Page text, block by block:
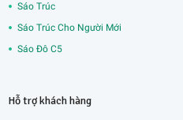
Sáo Trúc
Sáo Trúc Cho Người Mới
Sáo Đô C5
Hỗ trợ khách hàng